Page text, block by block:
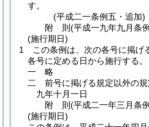
す。
(平成二一条例五・追加)
附 則(平成一九年九月条
(施行期日)
1
この条例は、次の各号に掲げ
各号に定める日から施行する。
一
略
二
前号に掲げる規定以外の
九年十月一日
附 則(平成二一年三月条
(施行期日)